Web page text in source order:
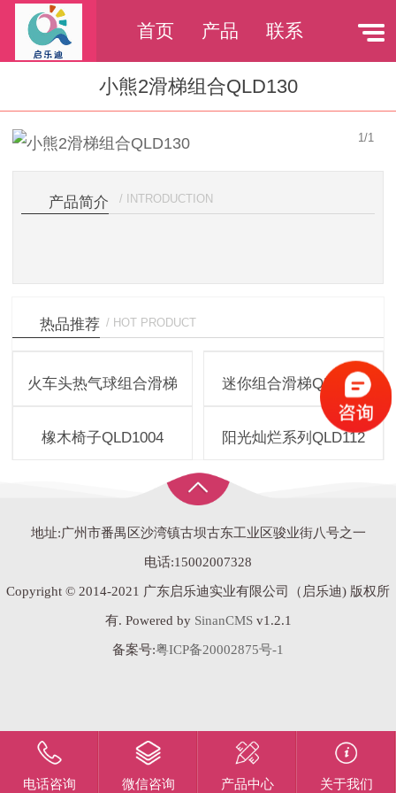
首页 产品 联系
小熊2滑梯组合QLD130
1/1
产品简介 / INTRODUCTION
热品推荐 / HOT PRODUCT
火车头热气球组合滑梯 迷你组合滑梯QLD154
橡木椅子QLD1004 阳光灿烂系列QLD112
地址:广州市番禺区沙湾镇古坝古东工业区骏业街八号之一
电话:15002007328
Copyright © 2014-2021 广东启乐迪实业有限公司（启乐迪) 版权所
有. Powered by SinanCMSv1.2.1
备案号:粤ICP备20002875号-1
电话咨询 微信咨询 产品中心 关于我们